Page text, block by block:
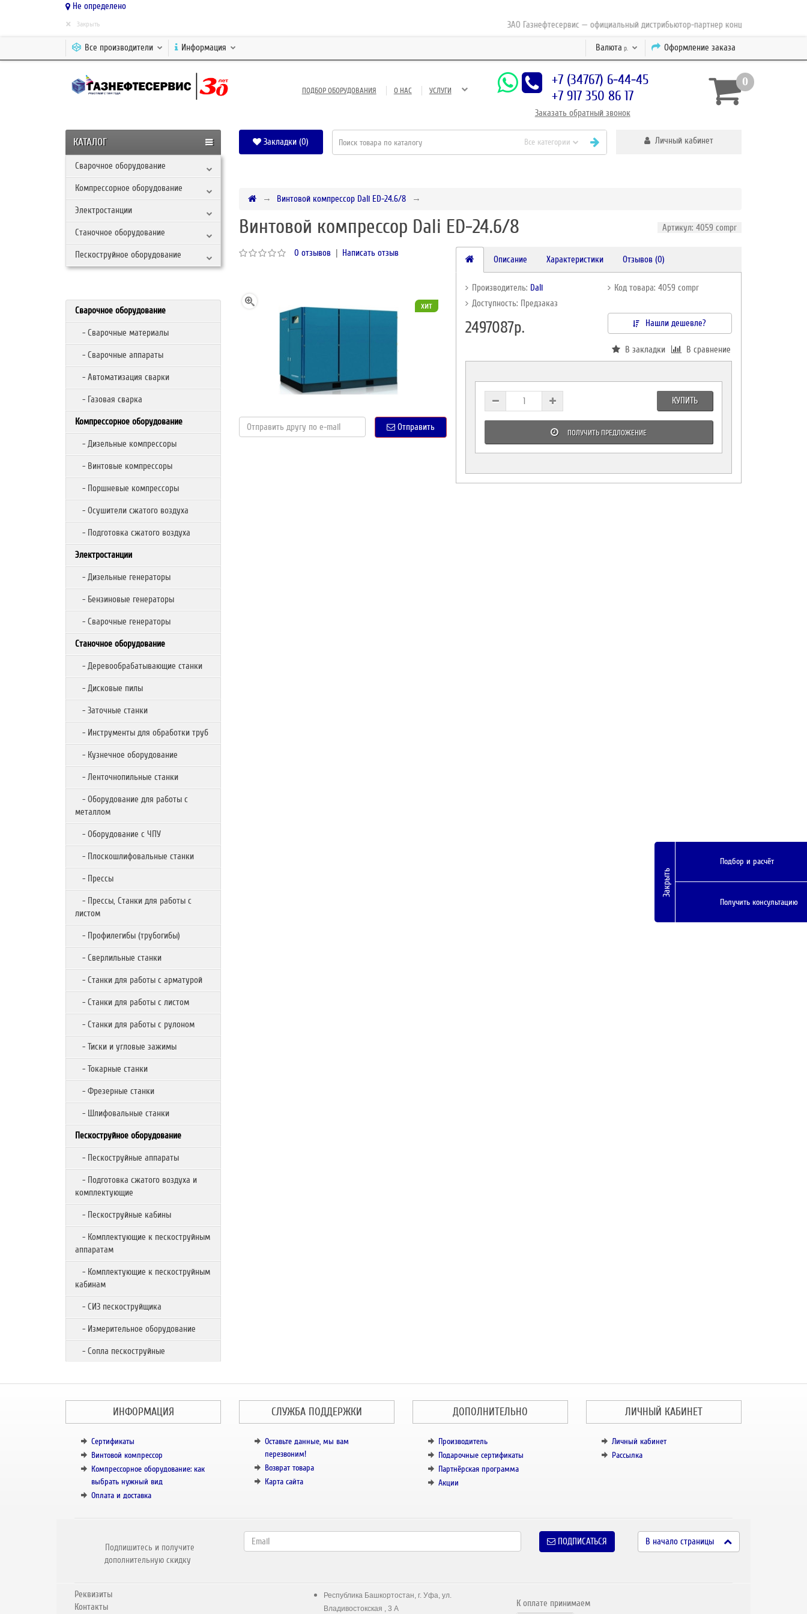
Не определено
ЗАО Газнефтесервис — официальный дистрибьютор-партнер концерна ESAB с 2010 года
× Закрыть
Оформление заказа
Валюта р.
Все производители Информация
ПОДБОР ОБОРУДОВАНИЯ О НАС УСЛУГИ
+7 (34767) 6-44-45
+7 917 350 86 17
Заказать обратный звонок
0
КАТАЛОГ
Сварочное оборудование
Компрессорное оборудование
Электростанции
Станочное оборудование
Пескоструйное оборудование
Закладки (0) Все категории Личный кабинет
Сварочное оборудование
- Сварочные материалы
- Сварочные аппараты
- Автоматизация сварки
- Газовая сварка
Компрессорное оборудование
- Дизельные компрессоры
- Винтовые компрессоры
- Поршневые компрессоры
- Осушители сжатого воздуха
- Подготовка сжатого воздуха
Электростанции
- Дизельные генераторы
- Бензиновые генераторы
- Сварочные генераторы
Станочное оборудование
- Деревообрабатывающие станки
- Дисковые пилы
- Заточные станки
- Инструменты для обработки труб
- Кузнечное оборудование
- Ленточнопильные станки
- Оборудование для работы с
металлом
- Оборудование с ЧПУ
- Плоскошлифовальные станки
- Прессы
- Прессы, Станки для работы с
листом
- Профилегибы (трубогибы)
- Сверлильные станки
- Станки для работы с арматурой
- Станки для работы с листом
- Станки для работы с рулоном
- Тиски и угловые зажимы
- Токарные станки
- Фрезерные станки
- Шлифовальные станки
Пескоструйное оборудование
- Пескоструйные аппараты
- Подготовка сжатого воздуха и
комплектующие
- Пескоструйные кабины
- Комплектующие к пескоструйным
аппаратам
- Комплектующие к пескоструйным
кабинам
- СИЗ пескоструйщика
- Измерительное оборудование
- Сопла пескоструйные
Винтовой компрессор Dali ED-24.6/8
Винтовой компрессор Dali ED-24.6/8 Артикул: 4059 compr
0 отзывов | Написать отзыв
хит
Отправить
Описание Характеристики Отзывов (0)
Производитель: Dali
Код товара: 4059 compr
Доступность: Предзаказ
2497087р. Нашли дешевле?
В закладки В сравнение
КУПИТЬ
ПОЛУЧИТЬ ПРЕДЛОЖЕНИЕ
ИНФОРМАЦИЯ
Сертификаты
Винтовой компрессор
Компрессорное оборудование: как
выбрать нужный вид
Оплата и доставка
СЛУЖБА ПОДДЕРЖКИ
Оставьте данные, мы вам
перезвоним!
Возврат товара
Карта сайта
ДОПОЛНИТЕЛЬНО
Производитель
Подарочные сертификаты
Партнёрская программа
Акции
ЛИЧНЫЙ КАБИНЕТ
Личный кабинет
Рассылка
Подпишитесь и получите
дополнительную скидку
ПОДПИСАТЬСЯ В начало страницы
Реквизиты
Контакты
Республика Башкортостан, г. Уфа, ул.
Владивостокская , 3 А
К оплате принимаем
Закрыть
Подбор и расчёт
Получить консультацию